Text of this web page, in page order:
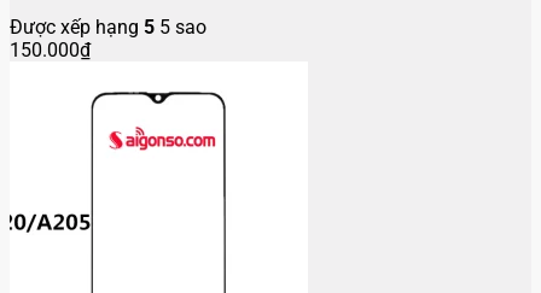
Được xếp hạng 5 5 sao
150.000₫